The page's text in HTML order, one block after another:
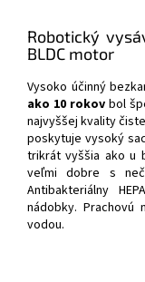
Robotický
BLDC motor
Vysoko účinný
ako 10 rokovbol
najvyššej kvality
poskytuje vysoký
trikrát vyššia ako u
veľmi dobre s
Antibakteriálny
nádobky. Prachovú
vodou.